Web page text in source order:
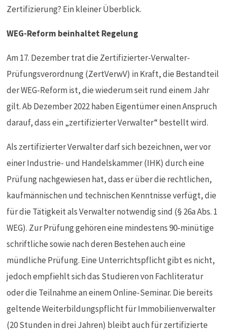
Zertifizierung? Ein kleiner Überblick.
WEG-Reform beinhaltet Regelung
Am 17. Dezember trat die Zertifizierter-Verwalter-
Prüfungsverordnung (ZertVerwV) in Kraft, die Bestandteil
der WEG-Reform ist, die wiederum seit rund einem Jahr
gilt. Ab Dezember 2022 haben Eigentümer einen Anspruch
darauf, dass ein „zertifizierter Verwalter“ bestellt wird.
Als zertifizierter Verwalter darf sich bezeichnen, wer vor
einer Industrie- und Handelskammer (IHK) durch eine
Prüfung nachgewiesen hat, dass er über die rechtlichen,
kaufmännischen und technischen Kenntnisse verfügt, die
für die Tätigkeit als Verwalter notwendig sind (§ 26a Abs. 1
WEG). Zur Prüfung gehören eine mindestens 90-minütige
schriftliche sowie nach deren Bestehen auch eine
mündliche Prüfung. Eine Unterrichtspflicht gibt es nicht,
jedoch empfiehlt sich das Studieren von Fachliteratur
oder die Teilnahme an einem Online-Seminar. Die bereits
geltende Weiterbildungspflicht für Immobilienverwalter
(20 Stunden in drei Jahren) bleibt auch für zertifizierte